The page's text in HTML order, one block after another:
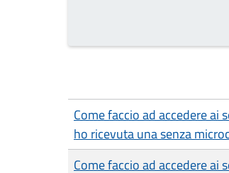
Come faccio ad accedere ai
ho ricevuta una senza
Come faccio ad accedere ai